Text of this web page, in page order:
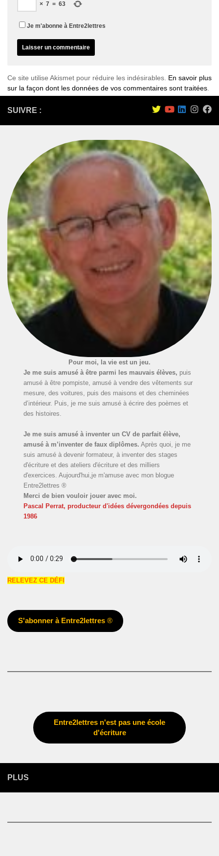
× 7 = 63
Je m'abonne à Entre2lettres
Ce site utilise Akismet pour réduire les indésirables. En savoir plus
sur la façon dont les données de vos commentaires sont traitées
SUIVRE :
Pour moi, la vie est un jeu.
Je me suis amusé à être parmi les mauvais élèves, puis
amusé à être pompiste, amusé à vendre des vêtements sur
mesure, des voitures, puis des maisons et des cheminées
d’intérieur. Puis, je me suis amusé à écrire des poèmes et
des histoires.
Je me suis amusé à inventer un CV de parfait élève,
amusé à m’inventer de faux diplômes. Après quoi, je me
suis amusé à devenir formateur, à inventer des stages
d'écriture et des ateliers d'écriture et des milliers
d'exercices. Aujourd'hui,je m'amuse avec mon blogue
Entre2lettres ®
Merci de bien vouloir jouer avec moi.
Pascal Perrat, producteur d'idées dévergondées depuis
1986
RELEVEZ CE DÉFI
S'abonner à Entre2lettres®
Entre2lettres n'est pas une école
d'écriture
PLUS